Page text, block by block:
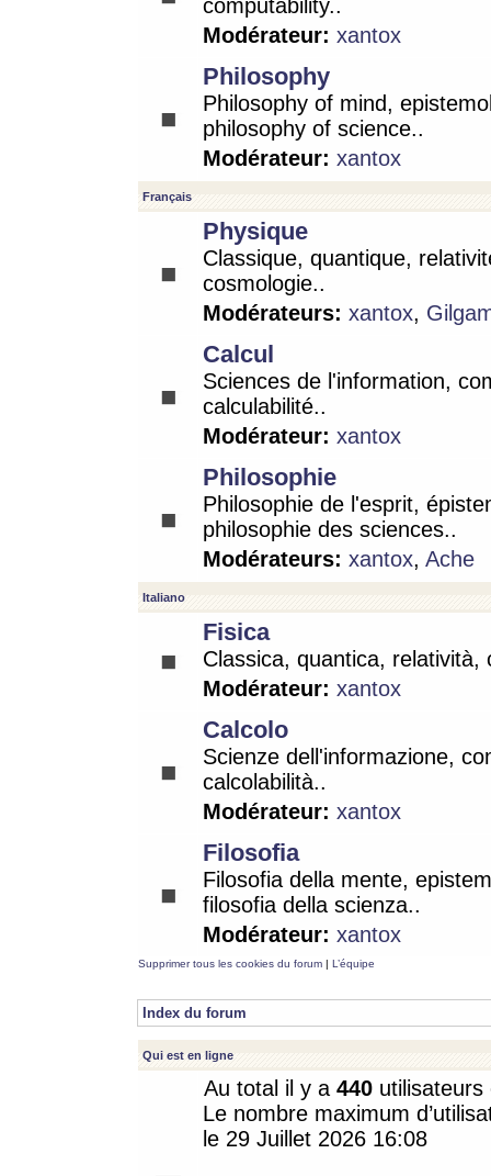
computability..
Modérateur: xantox
Philosophy
Philosophy of mind,
philosophy of science..
Modérateur: xantox
Français
Physique
Classique, quantique,
cosmologie..
Modérateurs: xantox,
Calcul
Sciences de l'information,
calculabilité..
Modérateur: xantox
Philosophie
Philosophie de l'esprit,
philosophie des sciences..
Modérateurs: xantox, Ache
Italiano
Fisica
Classica, quantica, relatività,
Modérateur: xantox
Calcolo
Scienze dell'informazione,
calcolabilità..
Modérateur: xantox
Filosofia
Filosofia della mente,
filosofia della scienza..
Modérateur: xantox
Supprimer tous les cookies du forum | L’équipe
Index du forum
Qui est en ligne
Au total il y a 440
Le nombre maximum
le 29 Juillet 2026 16:08